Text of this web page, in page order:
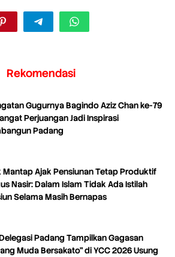
Rekomendasi
Gugurnya Bagindo Aziz Chan ke-79
Perjuangan Jadi Inspirasi
Padang
Mantap Ajak Pensiunan Tetap Produktif
Nasir: Dalam Islam Tidak Ada Istilah
Selama Masih Bernapas
Padang Tampilkan Gagasan
Muda Bersakato” di YCC 2026 Usung